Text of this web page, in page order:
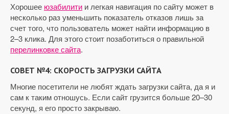
Хорошее юзабилити и легкая навигация по сайту может в
несколько раз уменьшить показатель отказов лишь за
счет того, что пользователь может найти информацию в
2–3 клика. Для этого стоит позаботиться о правильной
перелинковке сайта.
СОВЕТ №4: СКОРОСТЬ ЗАГРУЗКИ САЙТА
Многие посетители не любят ждать загрузки сайта, да я и
сам к таким отношусь. Если сайт грузится больше 20–30
секунд, я его просто закрываю.